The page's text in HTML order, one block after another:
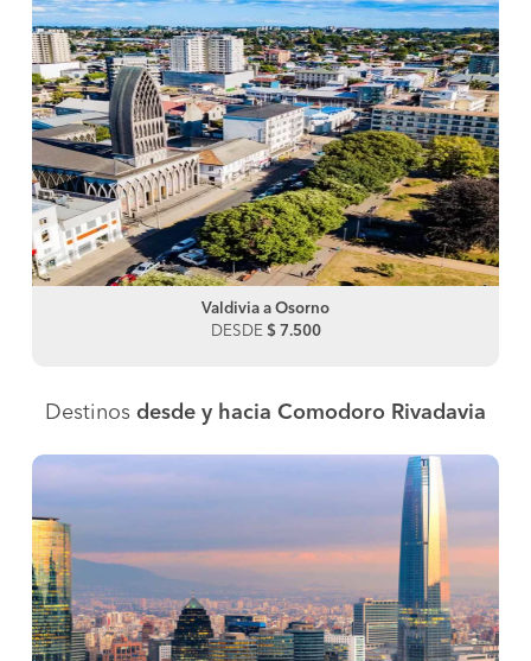
Valdivia a Osorno
DESDE $ 7.500
Destinos desde y hacia Comodoro Rivadavia